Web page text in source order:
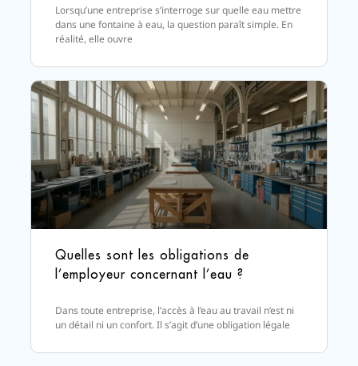
Lorsqu’une entreprise s’interroge sur quelle eau mettre
dans une fontaine à eau, la question paraît simple. En
réalité, elle ouvre
Quelles sont les obligations de
l’employeur concernant l’eau ?
Dans toute entreprise, l’accès à l’eau au travail n’est ni
un détail ni un confort. Il s’agit d’une obligation légale